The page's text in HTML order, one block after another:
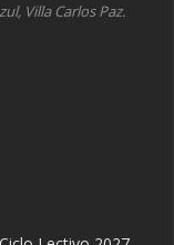
Villa Carlos Paz.